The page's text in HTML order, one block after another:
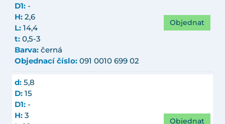
D1: -
H: 2,6
L: 14,4
t: 0,5-3
Barva: černá
Objednací číslo: 091 0010 699 02
Objednat
d: 5,8
D: 15
D1: -
H: 3
Objednat